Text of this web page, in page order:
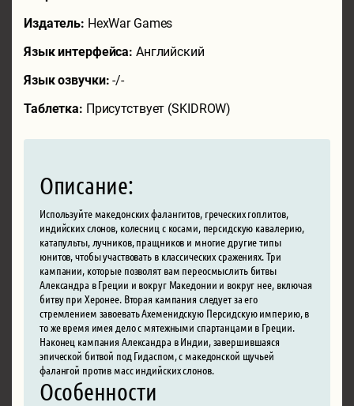
Издатель: HexWar Games
Язык интерфейса: Английский
Язык озвучки:-/-
Таблетка: Присутствует (SKIDROW)
Описание:
Используйте македонских фалангитов, греческих гоплитов,
индийских слонов, колесниц с косами, персидскую кавалерию,
катапульты, лучников, пращников и многие другие типы
юнитов, чтобы участвовать в классических сражениях. Три
кампании, которые позволят вам переосмыслить битвы
Александра в Греции и вокруг Македонии и вокруг нее, включая
битву при Херонее. Вторая кампания следует за его
стремлением завоевать Ахеменидскую Персидскую империю, в
то же время имея дело с мятежными спартанцами в Греции.
Наконец кампания Александра в Индии, завершившаяся
эпической битвой под Гидаспом, с македонской щучьей
фалангой против масс индийских слонов.
Особенности